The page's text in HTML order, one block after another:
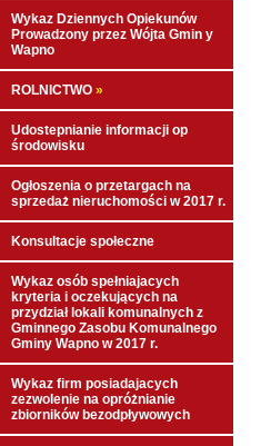
Wykaz Dziennych Opiekunów
Prowadzony przez Wójta Gmin y
Wapno
ROLNICTWO »
Udostepnianie informacji op
środowisku
Ogłoszenia o przetargach na
sprzedaż nieruchomości w 2017 r.
Konsultacje społeczne
Wykaz osób spełniajacych
kryteria i oczekujących na
przydział lokali komunalnych z
Gminnego Zasobu Komunalnego
Gminy Wapno w 2017 r.
Wykaz firm posiadajacych
zezwolenie na opróżnianie
zbiorników bezodpływowych